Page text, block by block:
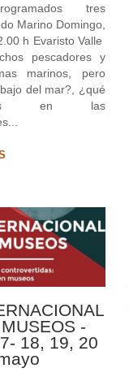
tres
Marino Domingo,
h Evaristo Valle
pescadores y
marinos, pero
del mar?, ¿qué
en las
-
18, 19, 20